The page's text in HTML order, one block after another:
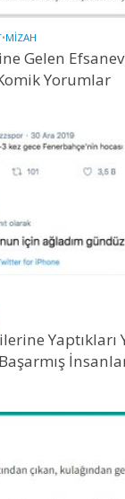
•MIZAH
Gelen
Yorumlar
Yaptıkları